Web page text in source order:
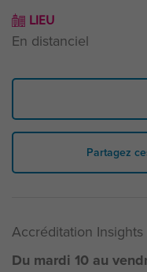
LIEU
En distanciel
Partagez
Accréditation
Du mardi 10 au